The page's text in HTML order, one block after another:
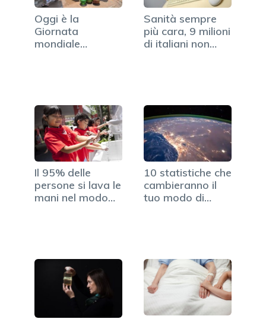
Oggi è la
Giornata
mondiale
Sanità sempre
più cara, 9 milioni
di italiani non…
Il 95% delle
persone si lava le
mani nel modo
10 statistiche che
cambieranno il
tuo modo di